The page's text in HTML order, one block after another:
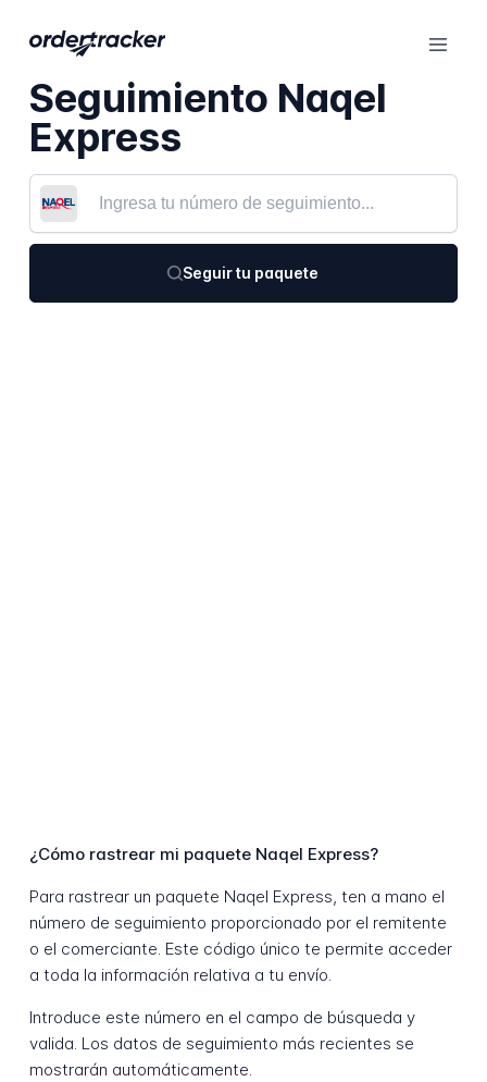
Seguimiento Naqel
Express
Seguir tu paquete
¿Cómo rastrear mi paquete Naqel Express?
Para rastrear un paquete Naqel Express, ten a mano el
número de seguimiento proporcionado por el remitente
o el comerciante. Este código único te permite acceder
a toda la información relativa a tu envío.
Introduce este número en el campo de búsqueda y
valida. Los datos de seguimiento más recientes se
mostrarán automáticamente.